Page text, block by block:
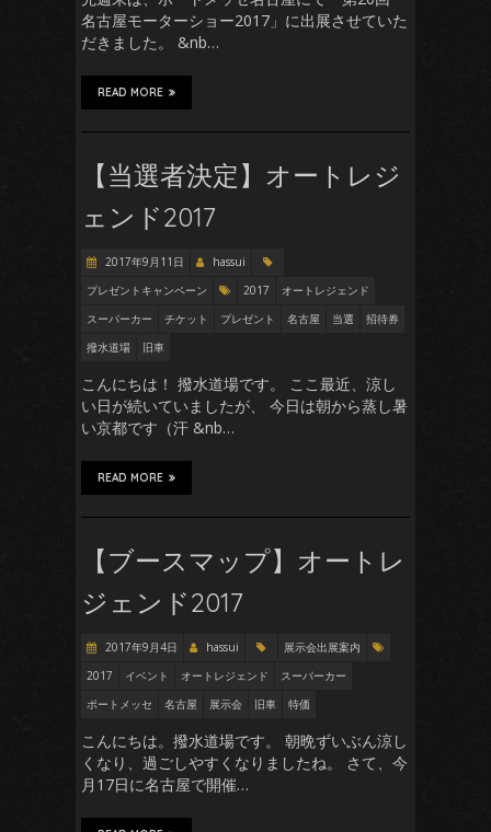
名古屋モーターショー2017」に出展させていた
だきました。 &nb…
READ MORE
【当選者決定】オートレジ
ェンド2017
2017年9月11日
hassui
プレゼントキャンペーン
2017
オートレジェンド
スーパーカー
チケット プレゼント 名古屋 当選
招待券
撥水道場
旧車
こんにちは！ 撥水道場です。 ここ最近、涼し
い日が続いていましたが、 今日は朝から蒸し暑
い京都です（汗 &nb…
READ MORE
【ブースマップ】オートレ
ジェンド2017
2017年9月4日 hassui
展示会出展案内
2017
イベント オートレジェンド
スーパーカー
ポートメッセ
名古屋 展示会 旧車 特価
こんにちは。撥水道場です。 朝晩ずいぶん涼し
くなり、過ごしやすくなりましたね。 さて、今
月17日に名古屋で開催…